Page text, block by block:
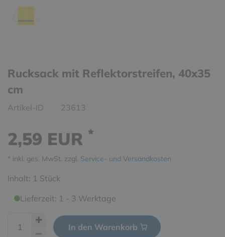
Rucksack mit Reflektorstreifen, 40x35
cm
Artikel-ID 23613
2,59 EUR *
* inkl. ges. MwSt. zzgl. Service- und Versandkosten
Inhalt: 1 Stück
Lieferzeit: 1 - 3 Werktage
In den Warenkorb